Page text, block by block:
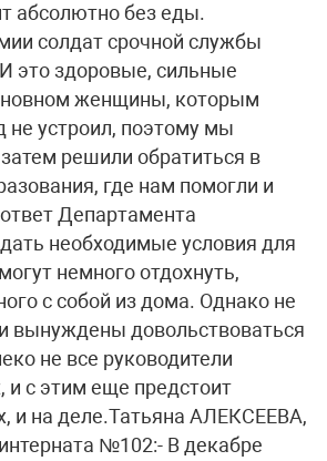
абсолютно без еды.
солдат срочной службы
это здоровые, сильные
женщины, которым
не устроил, поэтому мы
решили обратиться в
где нам помогли и
Департамента
необходимые условия для
немного отдохнуть,
с собой из дома. Однако не
вынуждены довольствоваться
не все руководители
и с этим еще предстоит
и на деле.Татьяна АЛЕКСЕЕВА,
№102:- В декабре